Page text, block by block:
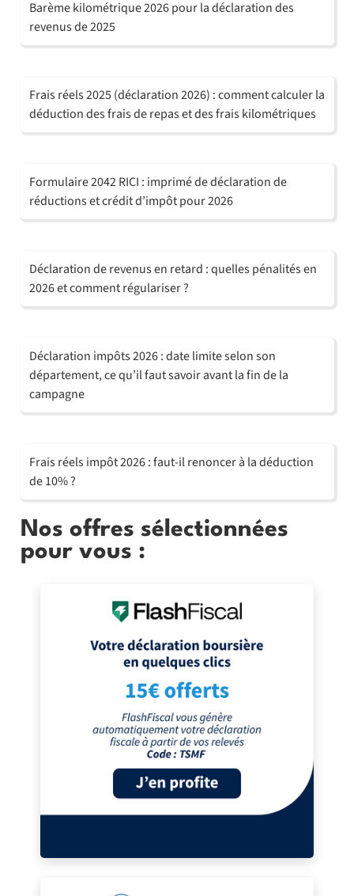
Barème kilométrique 2026 pour la déclaration des
revenus de 2025
Frais réels 2025 (déclaration 2026) : comment calculer la
déduction des frais de repas et des frais kilométriques
Formulaire 2042 RICI : imprimé de déclaration de
réductions et crédit d’impôt pour 2026
Déclaration de revenus en retard : quelles pénalités en
2026 et comment régulariser ?
Déclaration impôts 2026 : date limite selon son
département, ce qu’il faut savoir avant la fin de la
campagne
Frais réels impôt 2026 : faut-il renoncer à la déduction
de 10% ?
Nos offres sélectionnées
pour vous :